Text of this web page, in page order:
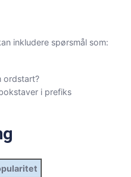
inkludere spørsmål som:
ordstart?
i prefiks